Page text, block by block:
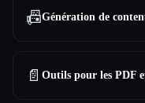
📠Génération de
📄 Outils pour les PDF